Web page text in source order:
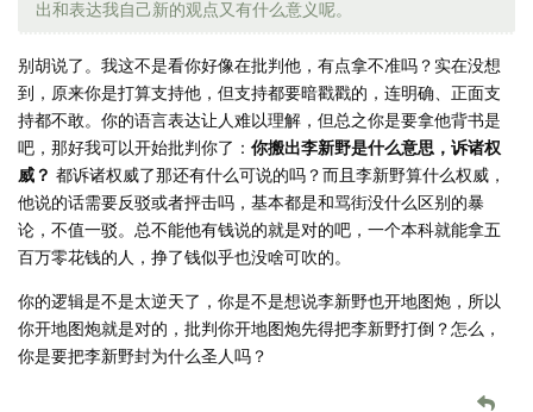
出和表达我自己新的观点又有什么意义呢。
别胡说了。我这不是看你好像在批判他，有点拿不准吗？实在没想
到，原来你是打算支持他，但支持都要暗戳戳的，连明确、正面支
持都不敢。你的语言表达让人难以理解，但总之你是要拿他背书是
吧，那好我可以开始批判你了： 你搬出李新野是什么意思，诉诸权
威？ 都诉诸权威了那还有什么可说的吗？而且李新野算什么权威，
他说的话需要反驳或者抨击吗，基本都是和骂街没什么区别的暴
论，不值一驳。总不能他有钱说的就是对的吧，一个本科就能拿五
百万零花钱的人，挣了钱似乎也没啥可吹的。
你的逻辑是不是太逆天了，你是不是想说李新野也开地图炮，所以
你开地图炮就是对的，批判你开地图炮先得把李新野打倒？怎么，
你是要把李新野封为什么圣人吗？